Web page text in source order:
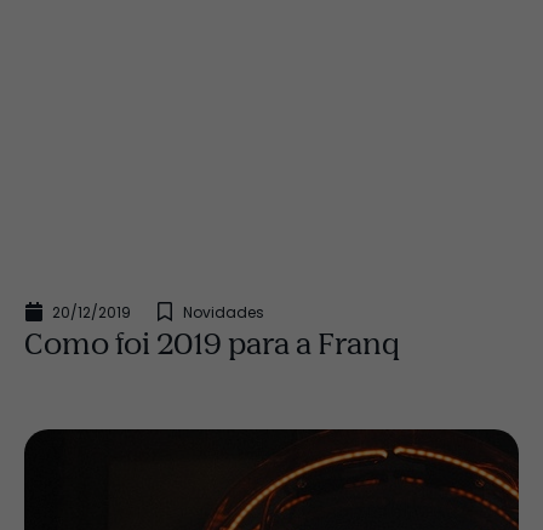
20/12/2019 Novidades
Como foi 2019 para a Franq